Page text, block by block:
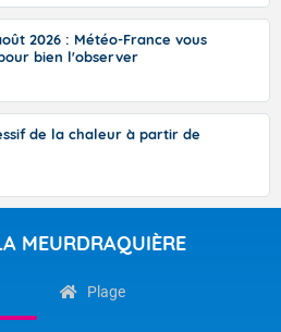
2026 : Météo-France vous
bien l'observer
de la chaleur à partir de
MEURDRAQUIÈRE
Plage